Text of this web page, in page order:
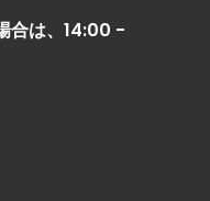
合は、14:00 -